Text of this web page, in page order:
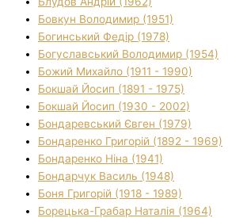
Бовкун Володимир (1951)
Богинський Федір (1978)
Богуславський Володимир (1954)
Божий Михайло (1911 - 1990)
Бокшай Йосип (1891 - 1975)
Бокшай Йосип (1930 - 2002)
Бондаревський Євген (1979)
Бондаренко Григорій (1892 - 1969)
Бондаренко Ніна (1941)
Бондарчук Василь (1948)
Боня Григорій (1918 - 1989)
Борецька-Грабар Наталія (1964)